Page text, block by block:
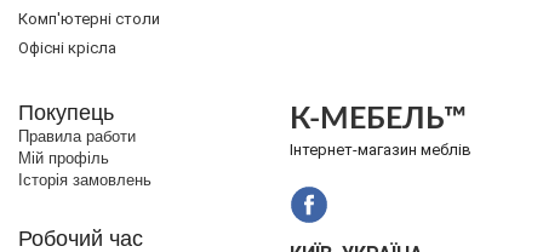
Комп'ютерні столи
Офісні крісла
Покупець
Правила работи
Мій профіль
Історія замовлень
Робочий час
К-МЕБЕЛЬ™
Інтернет-магазин меблів